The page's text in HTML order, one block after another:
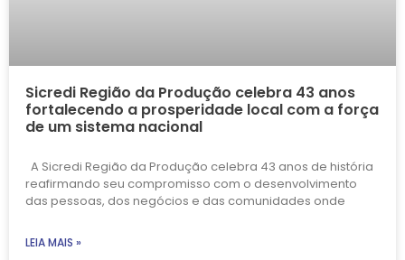
Sicredi Região da Produção celebra 43 anos
fortalecendo a prosperidade local com a força
de um sistema nacional
A Sicredi Região da Produção celebra 43 anos de história
reafirmando seu compromisso com o desenvolvimento
das pessoas, dos negócios e das comunidades onde
LEIA MAIS »